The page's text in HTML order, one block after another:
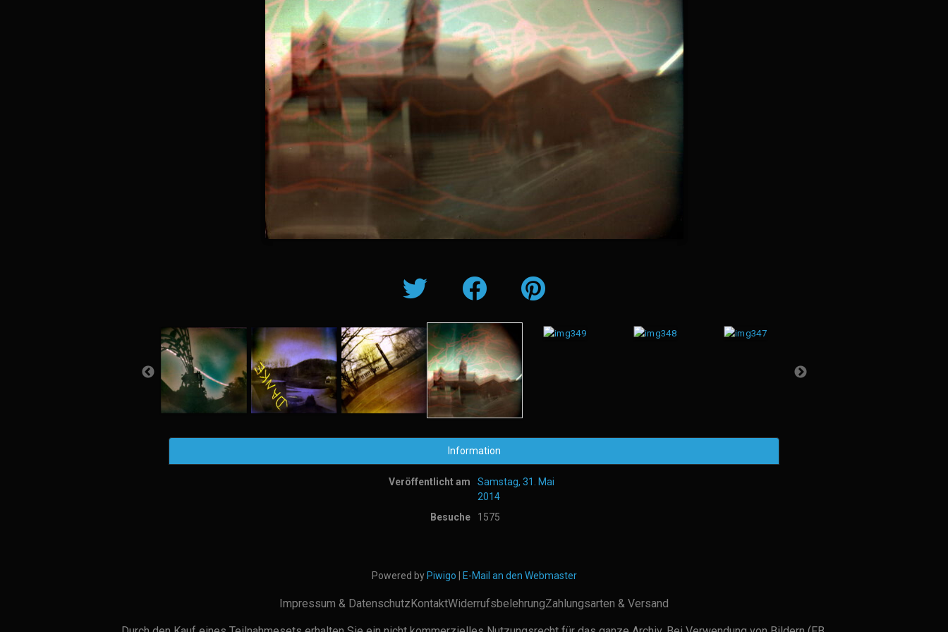
Information
Veröffentlicht am
Samstag, 31. Mai
2014
Besuche
1575
Powered by Piwigo E-Mail an den Webmaster
Impressum & DatenschutzKontaktWiderrufsbelehrungZahlungsarten & Versand